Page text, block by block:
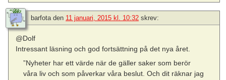
barfotaden 11 januari, 2015 kl. 10:32 skrev:
@Dolf
Intressant läsning och god fortsättning på det nya året.
”Nyheter har ett värde när de gäller saker som berör
våra liv och som påverkar våra beslut. Och dit räknar jag